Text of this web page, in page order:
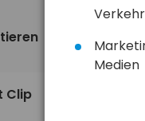
standardmäßig
Clip
Medien